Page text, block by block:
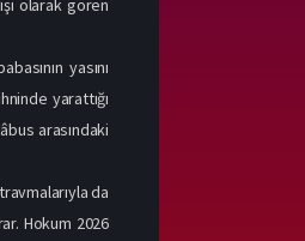
olarak gören
yasını
yarattığı
arasındaki
da
Hokum 2026